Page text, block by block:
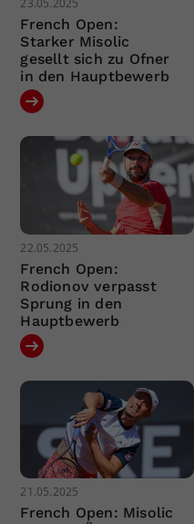
23.05.2025
French Open:
Starker Misolic
gesellt sich zu Ofner
in den Hauptbewerb
22.05.2025
French Open:
Rodionov verpasst
Sprung in den
Hauptbewerb
21.05.2025
French Open: Misolic